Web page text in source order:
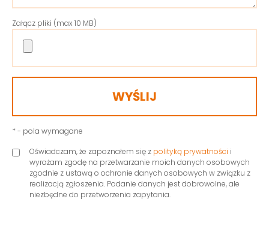
Załącz pliki (max 10 MB)
* - pola wymagane
Oświadczam, że zapoznałem się z polityką prywatności i
wyrażam zgodę na przetwarzanie moich danych osobowych
zgodnie z ustawą o ochronie danych osobowych w związku z
realizacją zgłoszenia. Podanie danych jest dobrowolne, ale
niezbędne do przetworzenia zapytania.